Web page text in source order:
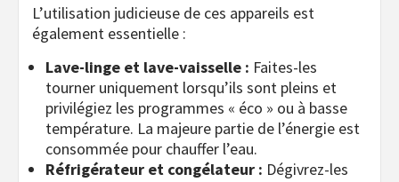
L’utilisation judicieuse de ces appareils est
également essentielle :
Lave-linge et lave-vaisselle : Faites-les
tourner uniquement lorsqu’ils sont pleins et
privilégiez les programmes « éco » ou à basse
température. La majeure partie de l’énergie est
consommée pour chauffer l’eau.
Réfrigérateur et congélateur : Dégivrez-les